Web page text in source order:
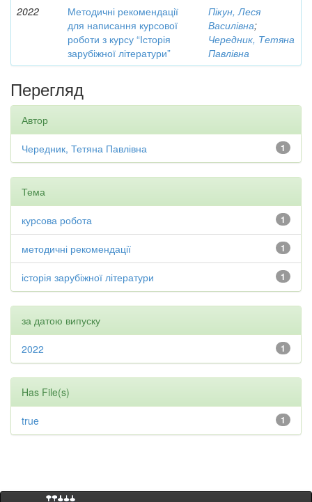
2022
Методичні рекомендації
для написання курсової
роботи з курсу “Історія
зарубіжної літератури”
Пікун, Леся
Василівна;
Чередник, Тетяна
Павлівна
Перегляд
Автор
1
Чередник, Тетяна Павлівна
Тема
1
курсова робота
1
методичні рекомендації
1
історія зарубіжної літератури
за датою випуску
1
2022
Has File(s)
1
true